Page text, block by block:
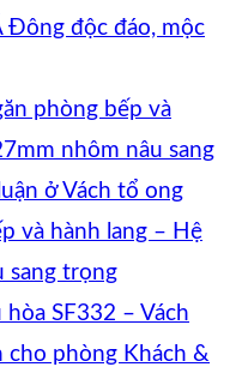
Đông độc đáo, mộc
phòng bếp và
nhôm nâu sang
ở Vách tổ ong
và hành lang – Hệ
sang trọng
SF332 – Vách
cho phòng Khách &